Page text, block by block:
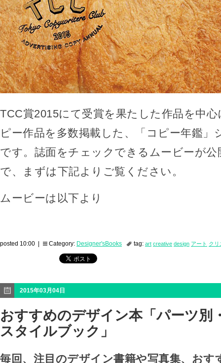
TCC賞2015にて受賞を果たした作品を中
ピー作品を多数掲載した、「コピー年鑑」
です。誌面をチェックできるムービーが
で、まずは下記よりご覧ください。
ムービーは以下より
posted 10:00 | Category: Designer'sBooks tag: art creative design アート クリ
2015年03月04日
おすすめのデザイン本「パーツ別
スタイルブック」
毎回、注目のデザイン書籍や写真集、おす